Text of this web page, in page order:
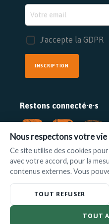
J'accepte la GDPR
INSCRIPTION
Restons connecté·e·s
FAIRE UN DON
www.ilot.be• info@ilot.be
Nous respectons votre vie
Ce site utilise des cookies
avec votre accord, pour la
contenus externes. Vous
TOUT REFUSER
TOUT